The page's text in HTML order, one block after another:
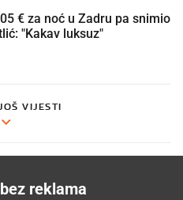
€ za noć u Zadru pa snimio
"Kakav luksuz"
VIJESTI
reklama